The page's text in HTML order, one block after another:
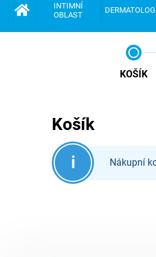
INTIMNÍ
OBLAST
KOŠÍK
Košík
Nákupní